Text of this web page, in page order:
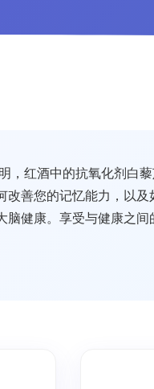
，红酒中的抗氧化剂白
善您的记忆能力，以
健康。享受与健康之